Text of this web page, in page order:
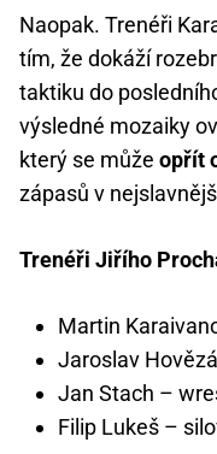
Naopak. Trenéři
tím, že dokáží
taktiku do
výsledné mozaiky
který se může opřít
zápasů v
Trenéři Jiřího
Martin
Jaroslav
Jan Stach –
Filip Lukeš –